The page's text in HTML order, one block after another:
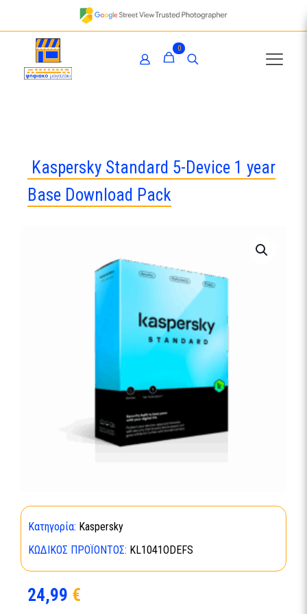
0
Kaspersky Standard 5-Device 1 year
Base Download Pack
Κατηγορία: Kaspersky
ΚΩΔΙΚΌΣ ΠΡΟΪΌΝΤΟΣ: KL1041ODEFS
24,99 €